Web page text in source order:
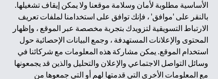
الأساسية مطلوبة لأمان وسلامة موقعنا ولا يمكن إيقاف تشغيلها.
بالنقر على 'موافق' ، فإنك توافق على استخدامنا لملفات تعريف
الارتباط التسويقية لتزويدك بتجربة مخصصة عبر الموقع ، وإظهار
المحتوى والإعلانات المستهدفة ، وجمع البيانات الإحصائية حول
استخدام الموقع. يمكن مشاركة هذه المعلومات مع شركائنا في
وسائل التواصل الاجتماعي والإعلان والتحليل والذين قد يجمعونها
مع المعلومات الأخرى التي قدمتها لهم أو التي جمعوها من
سيتي بنك إن. إيه. الإمارات مسجل لدى مصرف الإمارات المركزي تحت
أرقام التراخيص 202563 لفرع الوصل في دبي، 531989 لفرع مول
الإمارات في دبي، وCN-1002019لفرع أبوظبي. هاتف: 4000 311 04.
فرع سيتي بنك إن إيه - الإمارات العربية المتحدة مرخص من مصرف
الإمارات العربية المتحدة المركزي كفرع لبنك أجنبي.
سيتي بنك إن إيه الإمارات العربية المتحدة مرخص من هيئة الأوراق المالية
والسلع في الإمارات العربية المتحدة ("SCA") للقيام بالنشاط المالي لـ أ)